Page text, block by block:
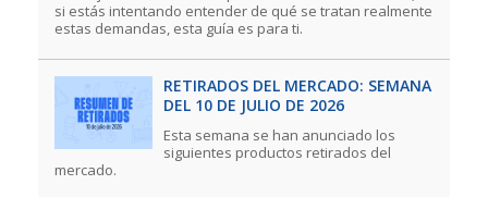
si estás intentando entender de qué se tratan realmente
estas demandas, esta guía es para ti.
RETIRADOS DEL MERCADO: SEMANA
DEL 10 DE JULIO DE 2026
Esta semana se han anunciado los
siguientes productos retirados del
mercado.